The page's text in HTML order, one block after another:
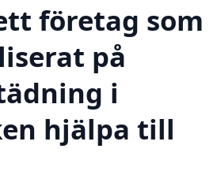
företag som
på
i
hjälpa till